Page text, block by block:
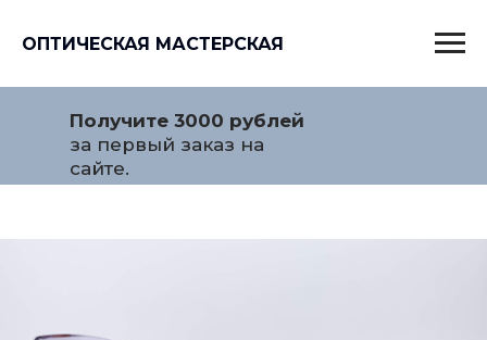
ОПТИЧЕСКАЯ МАСТЕРСКАЯ
Получите 3000 рублей
за первый заказ на
сайте.